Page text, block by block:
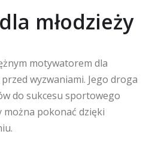
młodzieży
motywatorem dla
wyzwaniami. Jego droga
do sukcesu sportowego
pokonać dzięki